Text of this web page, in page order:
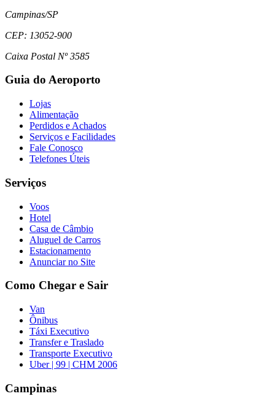
Campinas/SP
CEP: 13052-900
Caixa Postal Nº 3585
Guia do Aeroporto
Lojas
Alimentação
Perdidos e Achados
Serviços e Facilidades
Fale Conosco
Telefones Úteis
Serviços
Voos
Hotel
Casa de Câmbio
Aluguel de Carros
Estacionamento
Anunciar no Site
Como Chegar e Sair
Van
Ônibus
Táxi Executivo
Transfer e Traslado
Transporte Executivo
Uber | 99 | CHM 2006
Campinas